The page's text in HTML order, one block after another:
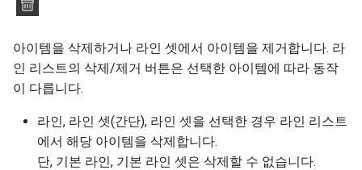
아이템을 삭제하거나 라인 셋에서 아이템을 제거합니다. 라
인 리스트의 삭제/제거 버튼은 선택한 아이템에 따라 동작
이 다릅니다.
라인, 라인 셋(간단), 라인 셋을 선택한 경우 라인 리스트
에서 해당 아이템을 삭제합니다.
단, 기본 라인, 기본 라인 셋은 삭제할 수 없습니다.